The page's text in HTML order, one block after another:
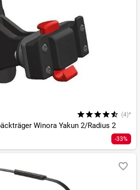
(4)*
Winora Yakun 2/Radius 2
-33%